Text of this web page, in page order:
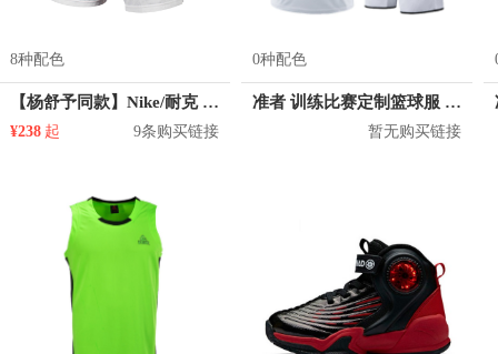
8种配色
【杨舒予同款】Nike/耐克 Dri-FIT DNA速干训练透气跑步篮球运动短裤 867769
¥238 起 9条购买链接
0种配色
准者 训练比赛定制篮球服 Z17110105
暂无购买链接